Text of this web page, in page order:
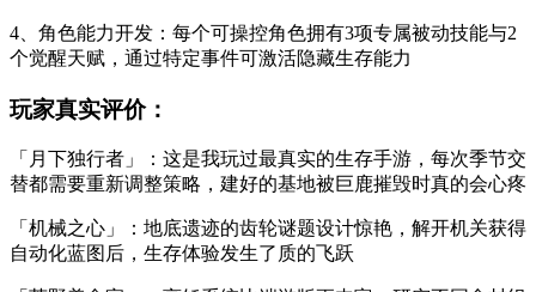
4、角色能力开发：每个可操控角色拥有3项专属被动技能与2
个觉醒天赋，通过特定事件可激活隐藏生存能力
玩家真实评价：
「月下独行者」：这是我玩过最真实的生存手游，每次季节交
替都需要重新调整策略，建好的基地被巨鹿摧毁时真的会心疼
「机械之心」：地底遗迹的齿轮谜题设计惊艳，解开机关获得
自动化蓝图后，生存体验发生了质的飞跃